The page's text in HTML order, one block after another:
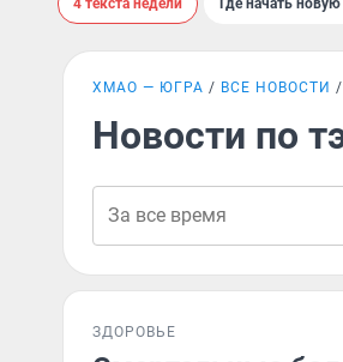
4 текста недели Где начать
ХМАО — ЮГРА ВСЕ НОВОСТИ
Новости по
ЗДОРОВЬЕ